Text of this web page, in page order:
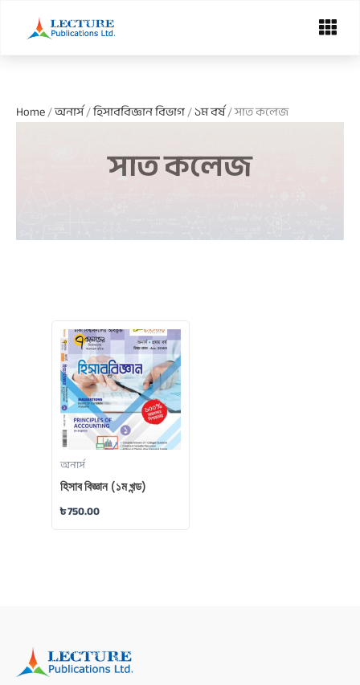
Menu
Home/অনার্স/হিসাববিজ্ঞান বিভাগ/১ম বর্ষ/ সাত কলেজ
সাত কলেজ
অনার্স
হিসাব বিজ্ঞান (১ম খন্ড)
৳750.00